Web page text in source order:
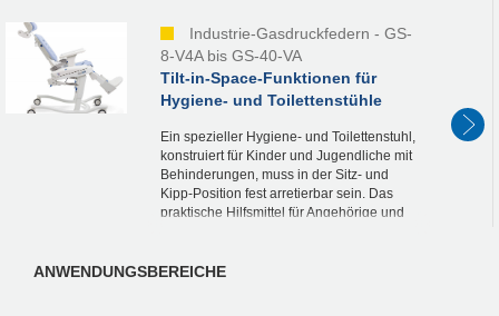
Industrie-Gasdruckfedern - GS-
8-V4A bis GS-40-VA
Tilt-in-Space-Funktionen für
Hygiene- und Toilettenstühle
Ein spezieller Hygiene- und Toilettenstuhl,
konstruiert für Kinder und Jugendliche mit
Behinderungen, muss in der Sitz- und
Kipp-Position fest arretierbar sein. Das
praktische Hilfsmittel für Angehörige und
ANWENDUNGSBEREICHE